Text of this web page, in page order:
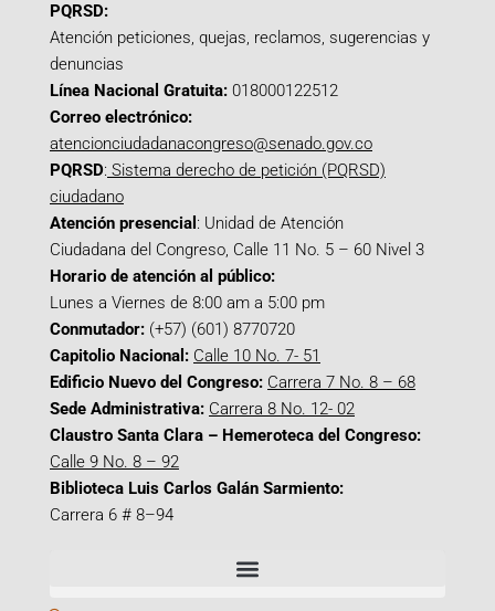
PQRSD:
Atención peticiones, quejas, reclamos, sugerencias y
denuncias
Línea Nacional Gratuita: 018000122512
Correo electrónico:
atencionciudadanacongreso@senado.gov.co
PQRSD: Sistema derecho de petición (PQRSD)
ciudadano
Atención presencial : Unidad de Atención
Ciudadana del Congreso, Calle 11 No. 5 – 60 Nivel 3
Horario de atención al público:
Lunes a Viernes de 8:00 am a 5:00 pm
Conmutador: (+57) (601) 8770720
Capitolio Nacional: Calle 10 No. 7- 51
Edificio Nuevo del Congreso: Carrera 7 No. 8 – 68
Sede Administrativa: Carrera 8 No. 12- 02
Claustro Santa Clara – Hemeroteca del Congreso:
Calle 9 No. 8 – 92
Biblioteca Luis Carlos Galán Sarmiento:
Carrera 6 # 8–94